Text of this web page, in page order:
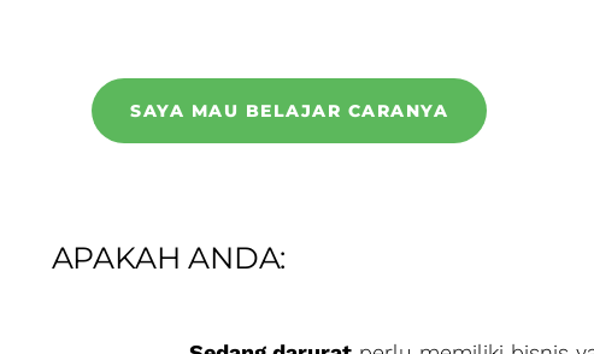
SAYA MAU BELAJAR CARANYA
APAKAH ANDA: